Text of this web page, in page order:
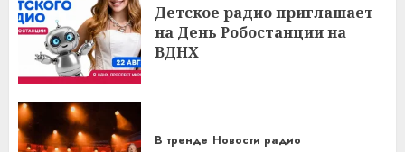
Детское радио приглашает
на День Робостанции на
ВДНХ
В тренде Новости радио